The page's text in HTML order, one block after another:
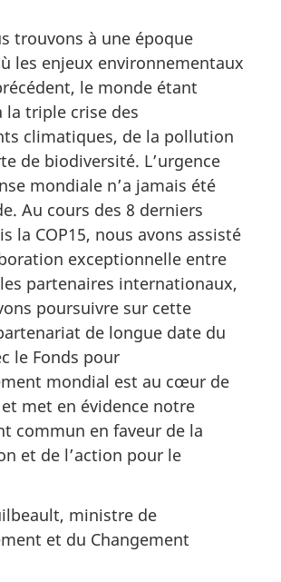
trouvons à une époque
les enjeux environnementaux
le monde étant
la triple crise des
climatiques, de la pollution
de biodiversité. L’urgence
mondiale n’a jamais été
Au cours des 8 derniers
la COP15, nous avons assisté
exceptionnelle entre
partenaires internationaux,
poursuivre sur cette
de longue date du
le Fonds pour
mondial est au cœur de
met en évidence notre
commun en faveur de la
et de l’action pour le
ministre de
et du Changement